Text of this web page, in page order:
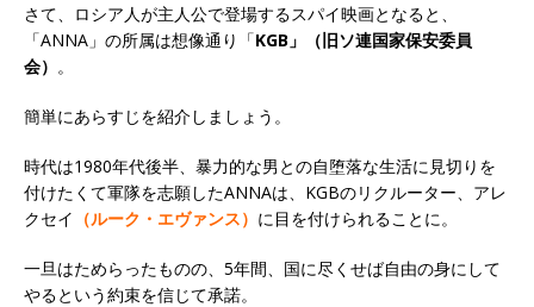
さて、ロシア人が主人公で登場するスパイ映画となると、
「ANNA」の所属は想像通り「KGB」（旧ソ連国家保安委員
会） 。
簡単にあらすじを紹介しましょう。
時代は1980年代後半、暴力的な男との自堕落な生活に見切りを
付けたくて軍隊を志願したANNAは、KGBのリクルーター、アレ
クセイ （ルーク・エヴァンス） に目を付けられることに。
一旦はためらったものの、5年間、国に尽くせば自由の身にして
やるという約束を信じて承諾。